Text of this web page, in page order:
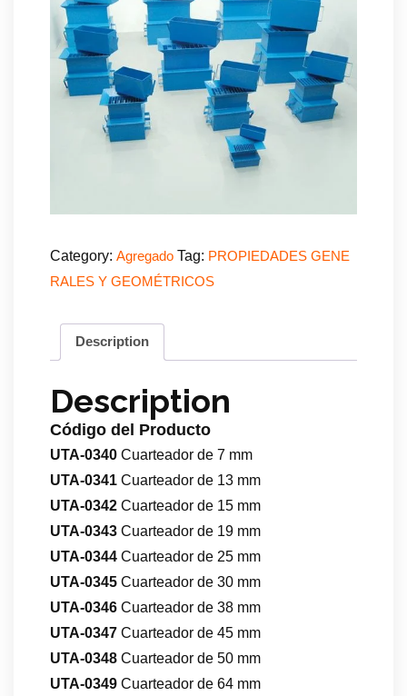
Category: Agregado Tag: PROPIEDADES GENE
RALES Y GEOMÉTRICOS
Description
Description
Código del Producto
UTA-0340 Cuarteador de 7 mm
UTA-0341 Cuarteador de 13 mm
UTA-0342 Cuarteador de 15 mm
UTA-0343 Cuarteador de 19 mm
UTA-0344 Cuarteador de 25 mm
UTA-0345 Cuarteador de 30 mm
UTA-0346 Cuarteador de 38 mm
UTA-0347 Cuarteador de 45 mm
UTA-0348 Cuarteador de 50 mm
UTA-0349 Cuarteador de 64 mm